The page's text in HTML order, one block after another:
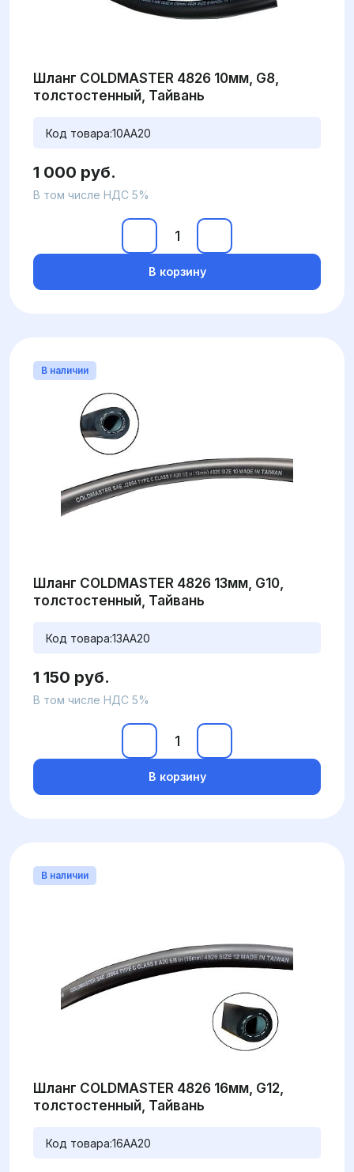
Шланг COLDMASTER 4826 10мм, G8,
толстостенный, Тайвань
Код товара:10AA20
1 000 руб.
В том числе НДС 5%
В корзину
В наличии
Шланг COLDMASTER 4826 13мм, G10,
толстостенный, Тайвань
Код товара:13AA20
1 150 руб.
В том числе НДС 5%
В корзину
В наличии
Шланг COLDMASTER 4826 16мм, G12,
толстостенный, Тайвань
Код товара:16AA20